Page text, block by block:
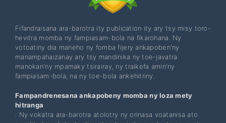
Fifandraisana ara-barotra ity publication ity ary tsy misy toro-
hevitra momba ny fampiasam-bola na fikarohana. Ny
votoatiny dia maneho ny fomba fijery ankapoben'ny
manampahaizanay ary tsy mandinika ny toe-javatra
manokan'ny mpamaky tsirairay, ny traikefa amin'ny
fampiasam-bola, na ny toe-bola ankehitriny.
Fampandrenesana ankapobeny momba ny loza mety
hitranga
: Ny vokatra ara-barotra atolotry ny orinasa voatanisa ato